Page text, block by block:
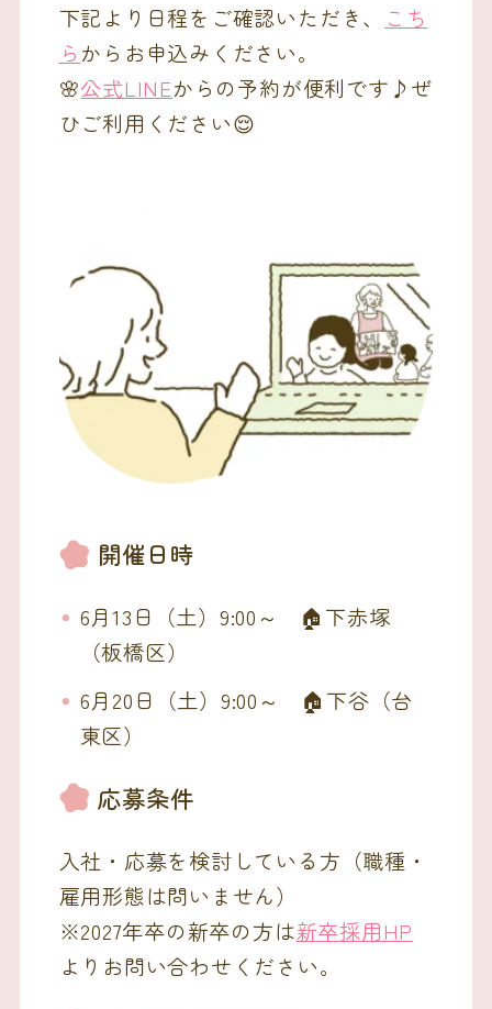
下記より日程をご確認いただき、
こち
ら からお申込みください。
🌸公式LINEからの予約が便利です♪ぜ
ひご利用ください😌
開催日時
6月13日（土）9:00～ 🏠下赤塚
（板橋区）
6月20日（土）9:00～ 🏠下谷（台
東区）
応募条件
入社・応募を検討している方（職種・
雇用形態は問いません）
※2027年卒の新卒の方は新卒採用HP
よりお問い合わせください。